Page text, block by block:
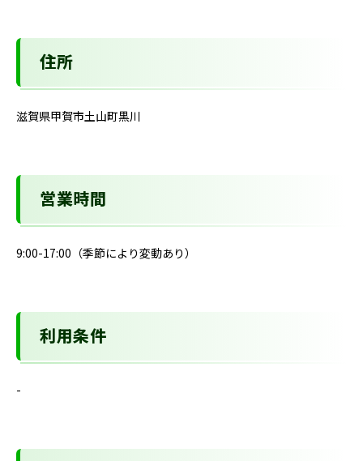
住所
滋賀県甲賀市土山町黒川
営業時間
9:00-17:00（季節により変動あり）
利用条件
-